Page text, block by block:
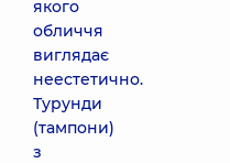
якого
обличчя
виглядає
неестетично.
Турунди
(тампони)
з